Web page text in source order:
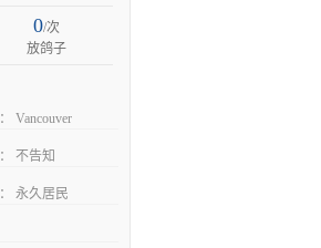
0/次
放鸽子
Vancouver
不告知
永久居民